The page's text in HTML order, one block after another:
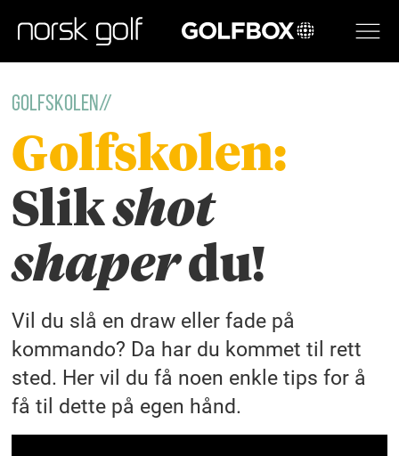
GOLFBOX
Golfskolen//
Golfskolen:
Slikshot
shaperdu!
Vil du slå en draw eller fade på
kommando? Da har du kommet til rett
sted. Her vil du få noen enkle tips for å
få til dette på egen hånd.